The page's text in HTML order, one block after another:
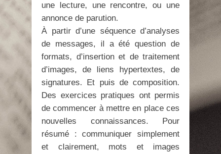
une lecture, une rencontre, ou une
annonce de parution.
À partir d’une séquence d’analyses
de messages, il a été question de
formats, d’insertion et de traitement
d’images, de liens hypertextes, de
signatures. Et puis de composition.
Des exercices pratiques ont permis
de commencer à mettre en place ces
nouvelles connaissances. Pour
résumé : communiquer simplement
et clairement, mots et images